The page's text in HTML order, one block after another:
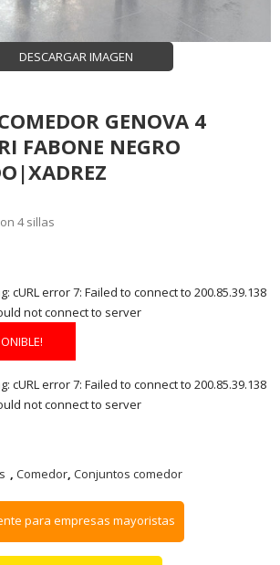
DESCARGAR IMAGEN
GENOVA 4
FABONE NEGRO
4 sillas
cURL error 7: Failed to connect to 200.85.39.138
not connect to server
cURL error 7: Failed to connect to 200.85.39.138
not connect to server
, Comedor, Conjuntos comedor
para empresas mayoristas